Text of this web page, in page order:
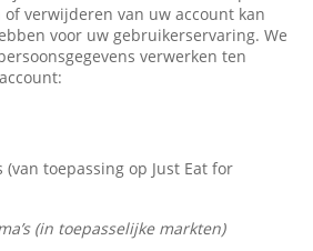
verwijderen van uw account kan
voor uw gebruikerservaring. We
verwerken ten
(van toepassing op Just Eat for
(in toepasselijke markten)